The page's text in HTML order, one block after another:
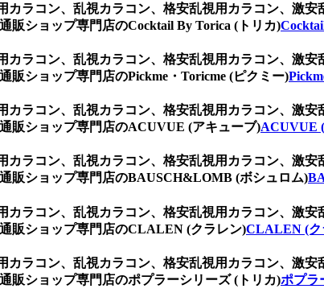
カラコン、乱視カラコン、格安乱視用カラコン、激
販ショップ専門店のCocktail By Torica (トリカ)
カラコン、乱視カラコン、格安乱視用カラコン、激
販ショップ専門店のPickme・Toricme (ピクミー)
カラコン、乱視カラコン、格安乱視用カラコン、激
販ショップ専門店のACUVUE (アキューブ)ACUVUE
カラコン、乱視カラコン、格安乱視用カラコン、激
販ショップ専門店のBAUSCH&LOMB (ボシュロム)
カラコン、乱視カラコン、格安乱視用カラコン、激
販ショップ専門店のCLALEN (クラレン)CLALEN (ク
カラコン、乱視カラコン、格安乱視用カラコン、激
販ショップ専門店のポプラーシリーズ (トリカ)ポプラ